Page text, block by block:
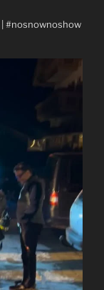
| #nosnownoshow